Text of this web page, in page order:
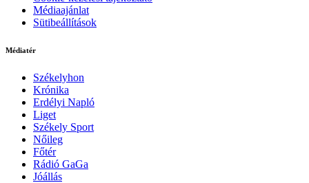
Médiaajánlat
Sütibeállítások
Médiatér
Székelyhon
Krónika
Erdélyi Napló
Liget
Székely Sport
Nőileg
Főtér
Rádió GaGa
Jóállás